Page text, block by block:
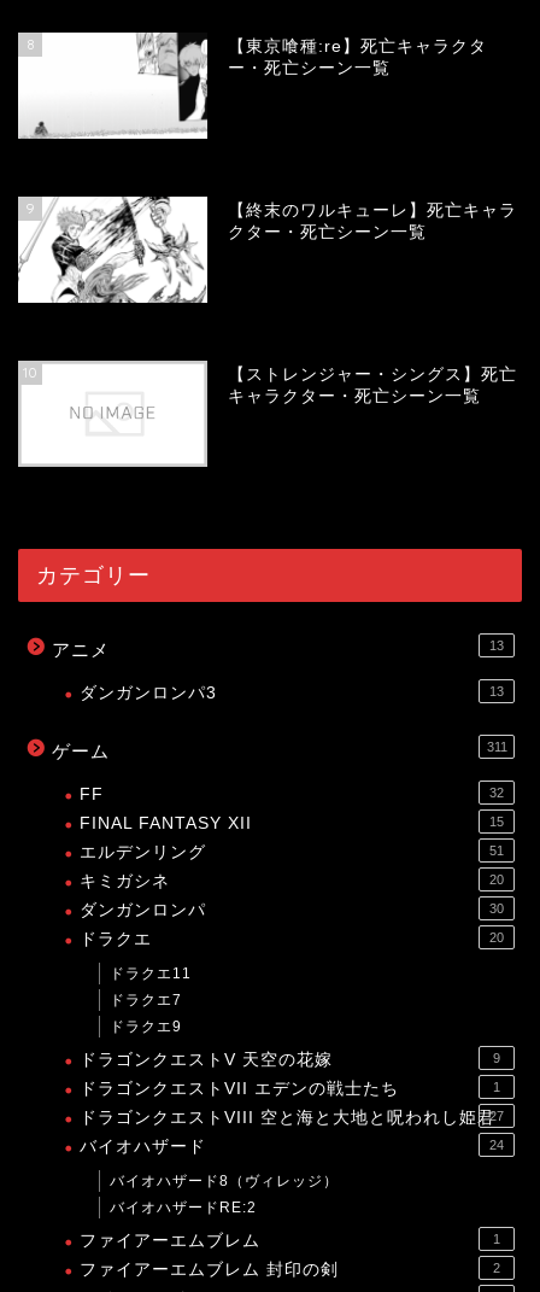
8
【東京喰種:re】死亡キャラクタ
ー・死亡シーン一覧
9
【終末のワルキューレ】死亡キャラ
クター・死亡シーン一覧
10
【ストレンジャー・シングス】死亡
キャラクター・死亡シーン一覧
カテゴリー
アニメ 13
ダンガンロンパ3 13
ゲーム 311
FF 32
FINAL FANTASY XII 15
エルデンリング 51
キミガシネ 20
ダンガンロンパ 30
ドラクエ 20
ドラクエ11
ドラクエ7
ドラクエ9
ドラゴンクエストV 天空の花嫁 9
ドラゴンクエストVII エデンの戦士たち 1
ドラゴンクエストVIII 空と海と大地と呪われし姫君27
バイオハザード 24
バイオハザード8（ヴィレッジ）
バイオハザードRE:2
ファイアーエムブレム 1
ファイアーエムブレム 封印の剣 2